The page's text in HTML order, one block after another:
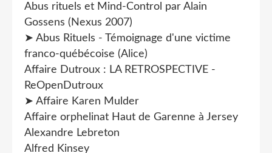
Abus rituels et Mind-Control par Alain
Gossens (Nexus 2007)
➤ Abus Rituels - Témoignage d'une victime
franco-québécoise (Alice)
Affaire Dutroux : LA RETROSPECTIVE -
ReOpenDutroux
➤ Affaire Karen Mulder
Affaire orphelinat Haut de Garenne à Jersey
Alexandre Lebreton
Alfred Kinsey